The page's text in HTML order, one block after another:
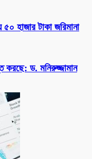
হাজার টাকা জরিমানা
করছে: ড. মনিরুজ্জামান